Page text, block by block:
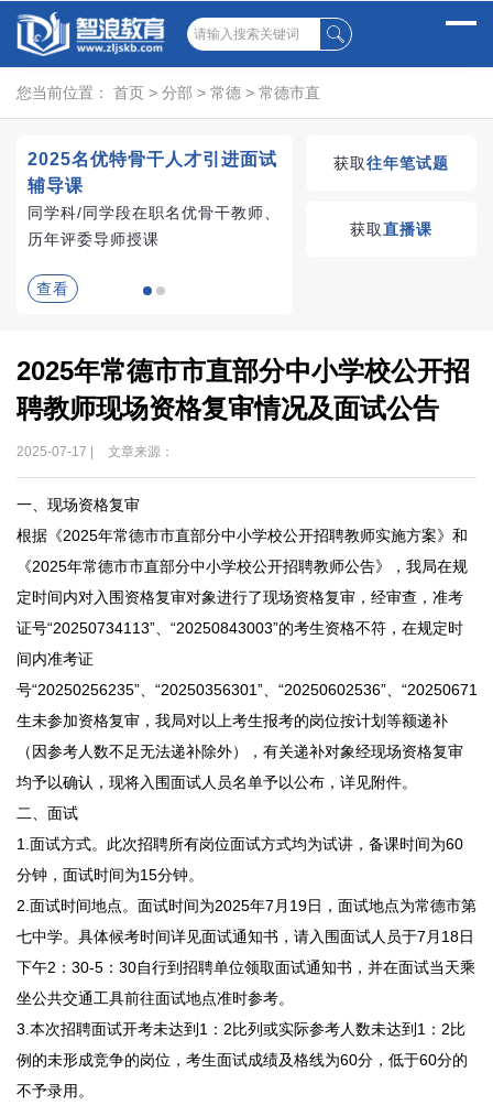
您当前位置： 首页 > 分部 > 常德 > 常德市直
2025名优特骨干人才引进面试
辅导课
同学科/同学段在职名优骨干教师、
历年评委导师授课
查看
湖南教师招聘考试优
获取往年笔试题
获取直播课
2025年常德市市直部分中小学校公开招
聘教师现场资格复审情况及面试公告
2025-07-17 | 文章来源：
一、现场资格复审
根据《2025年常德市市直部分中小学校公开招聘教师实施方案》和
《2025年常德市市直部分中小学校公开招聘教师公告》，我局在规
定时间内对入围资格复审对象进行了现场资格复审，经审查，准考
证号“20250734113”、“20250843003”的考生资格不符，在规定时
间内准考证
号“20250256235”、“20250356301”、“20250602536”、
生未参加资格复审，我局对以上考生报考的岗位按计划等额递补
（因参考人数不足无法递补除外），有关递补对象经现场资格复审
均予以确认，现将入围面试人员名单予以公布，详见附件。
二、面试
1.面试方式。此次招聘所有岗位面试方式均为试讲，备课时间为60
分钟，面试时间为15分钟。
2.面试时间地点。面试时间为2025年7月19日，面试地点为常德市第
七中学。具体候考时间详见面试通知书，请入围面试人员于7月18日
下午2：30-5：30自行到招聘单位领取面试通知书，并在面试当天乘
坐公共交通工具前往面试地点准时参考。
3.本次招聘面试开考未达到1：2比列或实际参考人数未达到1：2比
例的未形成竞争的岗位，考生面试成绩及格线为60分，低于60分的
不予录用。